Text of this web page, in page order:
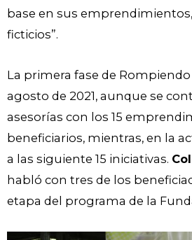
base en sus
ficticios”.
La primera fase de
agosto de 2021, aunque se
asesorías con los 15
beneficiarios, mientras, en la
a las siguiente 15 iniciativas.
habló con tres de los
etapa del programa de la